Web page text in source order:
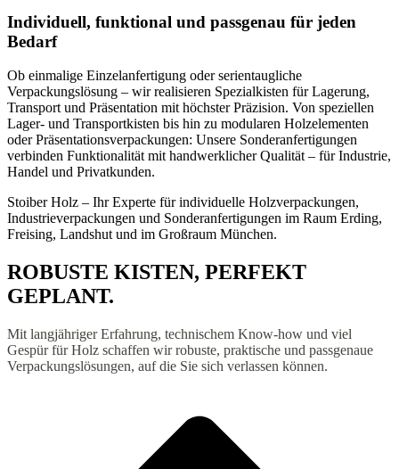
Individuell, funktional und passgenau für jeden
Bedarf
Ob einmalige Einzelanfertigung oder serientaugliche
Verpackungslösung – wir realisieren Spezialkisten für Lagerung,
Transport und Präsentation mit höchster Präzision. Von speziellen
Lager- und Transportkisten bis hin zu modularen Holzelementen
oder Präsentationsverpackungen: Unsere Sonderanfertigungen
verbinden Funktionalität mit handwerklicher Qualität – für Industrie,
Handel und Privatkunden.
Stoiber Holz – Ihr Experte für individuelle Holzverpackungen,
Industrieverpackungen und Sonderanfertigungen im Raum Erding,
Freising, Landshut und im Großraum München.
ROBUSTE KISTEN, PERFEKT
GEPLANT.
Mit langjähriger Erfahrung, technischem Know-how und viel
Gespür für Holz schaffen wir robuste, praktische und passgenaue
Verpackungslösungen, auf die Sie sich verlassen können.